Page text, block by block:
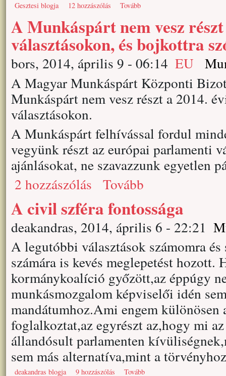
Gesztesi blogja 12 hozzászólás Tovább
A Munkáspárt nem vesz
választásokon, és bojkottra
bors, 2014, április 9 - 06:14 EU
A Magyar Munkáspárt Központi
Munkáspárt nem vesz részt a 2014.
választásokon.
A Munkáspárt felhívással fordul
vegyünk részt az európai parlamenti
ajánlásokat, ne szavazzunk egyetlen
2 hozzászólás
Tovább
A civil szféra fontossága
deakandras, 2014, április 6 - 22:21
A legutóbbi választások számomra és
számára is kevés meglepetést hozott.
kormánykoalíció győzött,az éppúgy
munkásmozgalom képviselői idén
mandátumhoz.Ami engem különösen
foglalkoztat,az egyrészt az,hogy mi
állandósult parlamenten
sem más alternatíva,mint a
deakandras blogja 9 hozzászólás Tovább